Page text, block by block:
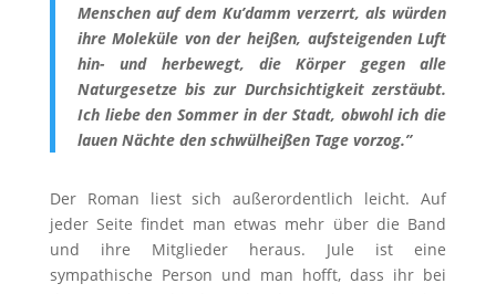
Menschen auf dem Ku’damm verzerrt, als würden
ihre Moleküle von der heißen, aufsteigenden Luft
hin- und herbewegt, die Körper gegen alle
Naturgesetze bis zur Durchsichtigkeit zerstäubt.
Ich liebe den Sommer in der Stadt, obwohl ich die
lauen Nächte den schwülheißen Tage vorzog.”
Der Roman liest sich außerordentlich leicht. Auf
jeder Seite findet man etwas mehr über die Band
und ihre Mitglieder heraus. Jule ist eine
sympathische Person und man hofft, dass ihr bei